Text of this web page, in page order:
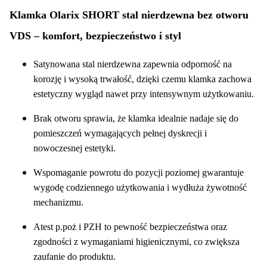
Klamka Olarix SHORT stal nierdzewna bez otworu
VDS – komfort, bezpieczeństwo i styl
Satynowana stal nierdzewna zapewnia odporność na
korozję i wysoką trwałość, dzięki czemu klamka zachowa
estetyczny wygląd nawet przy intensywnym użytkowaniu.
Brak otworu sprawia, że klamka idealnie nadaje się do
pomieszczeń wymagających pełnej dyskrecji i
nowoczesnej estetyki.
Wspomaganie powrotu do pozycji poziomej gwarantuje
wygodę codziennego użytkowania i wydłuża żywotność
mechanizmu.
Atest p.poż i PZH to pewność bezpieczeństwa oraz
zgodności z wymaganiami higienicznymi, co zwiększa
zaufanie do produktu.